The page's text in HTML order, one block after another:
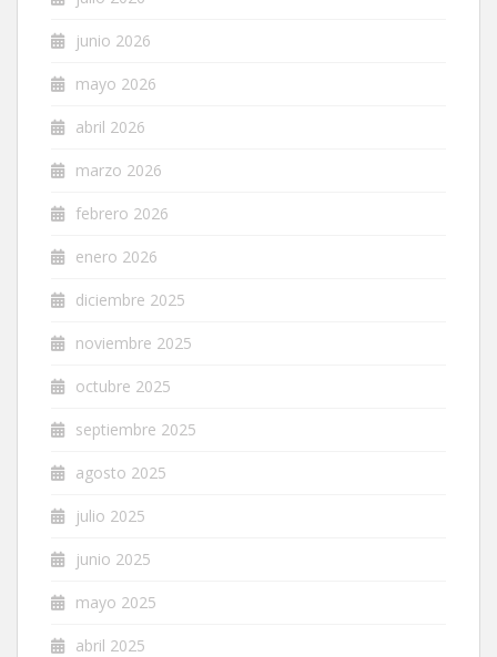
junio 2026
mayo 2026
abril 2026
marzo 2026
febrero 2026
enero 2026
diciembre 2025
noviembre 2025
octubre 2025
septiembre 2025
agosto 2025
julio 2025
junio 2025
mayo 2025
abril 2025